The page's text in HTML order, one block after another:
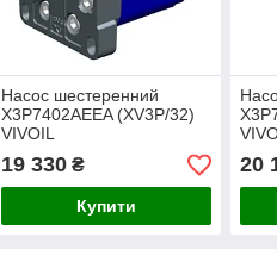
Насос шестеренний
X3P7402AEEA (XV3P/32)
VIVOIL
19 330₴
Купити
20